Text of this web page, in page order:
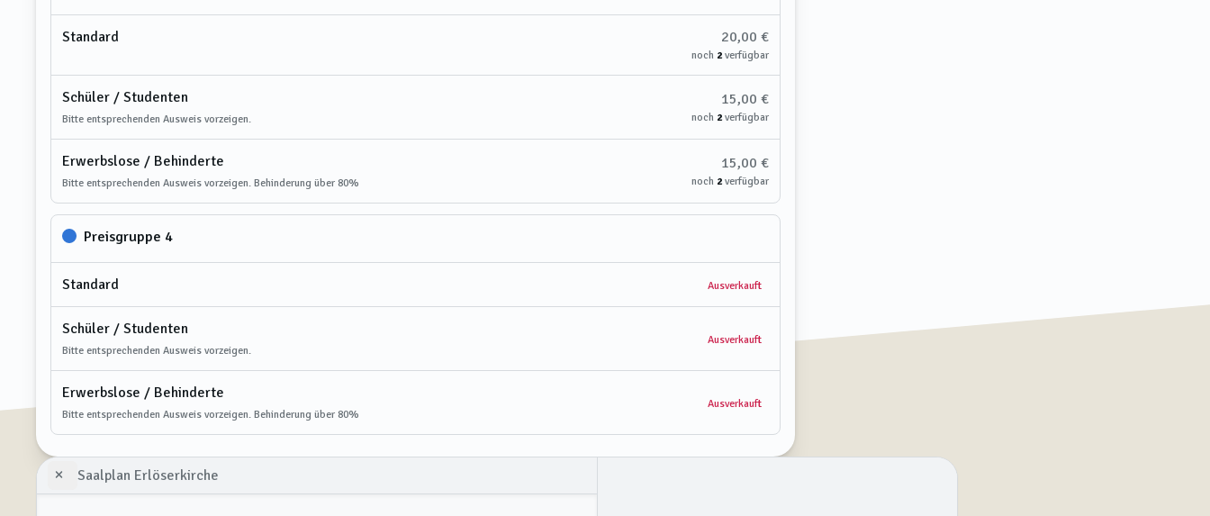
Standard 20,00 €
noch 2verfügbar
Schüler / Studenten
Bitte entsprechenden Ausweis vorzeigen.
15,00 €
noch 2verfügbar
Erwerbslose / Behinderte
Bitte entsprechenden Ausweis vorzeigen. Behinderung über 80%
15,00 €
noch 2verfügbar
Preisgruppe 4
Standard Ausverkauft
Schüler / Studenten
Bitte entsprechenden Ausweis vorzeigen.
Ausverkauft
Erwerbslose / Behinderte
Bitte entsprechenden Ausweis vorzeigen. Behinderung über 80%
Ausverkauft
Saalplan Erlöserkirche